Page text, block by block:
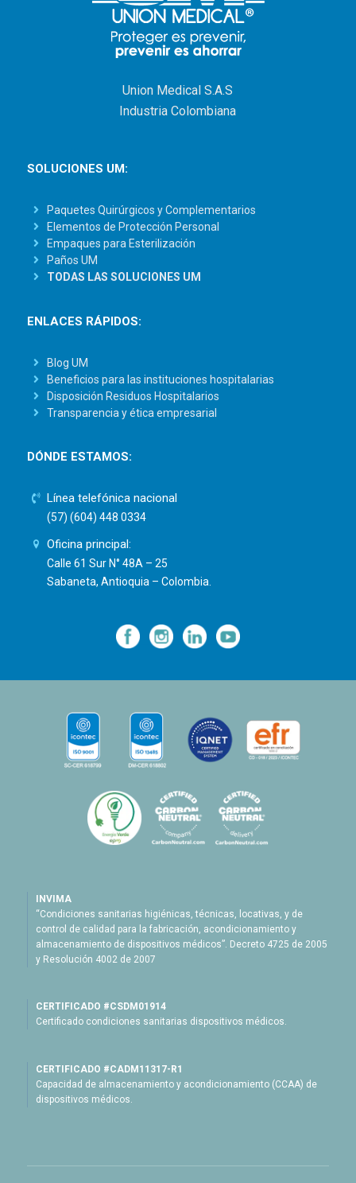
Union Medical S.A.S
Industria Colombiana
SOLUCIONES UM:
Paquetes Quirúrgicos y Complementarios
Elementos de Protección Personal
Empaques para Esterilización
Paños UM
TODAS LAS SOLUCIONES UM
ENLACES RÁPIDOS:
Blog UM
Beneficios para las instituciones hospitalarias
Disposición Residuos Hospitalarios
Transparencia y ética empresarial
DÓNDE ESTAMOS:
Línea telefónica nacional
(57) (604) 448 0334
Oficina principal:
Calle 61 Sur N° 48A – 25
Sabaneta, Antioquia – Colombia.
— — —
INVIMA
“Condiciones sanitarias higiénicas, técnicas, locativas, y de
control de calidad para la fabricación, acondicionamiento y
almacenamiento de dispositivos médicos”. Decreto 4725 de 2005
y Resolución 4002 de 2007
CERTIFICADO #CSDM01914
Certificado condiciones sanitarias dispositivos médicos.
CERTIFICADO #CADM11317-R1
Capacidad de almacenamiento y acondicionamiento (CCAA) de
dispositivos médicos.